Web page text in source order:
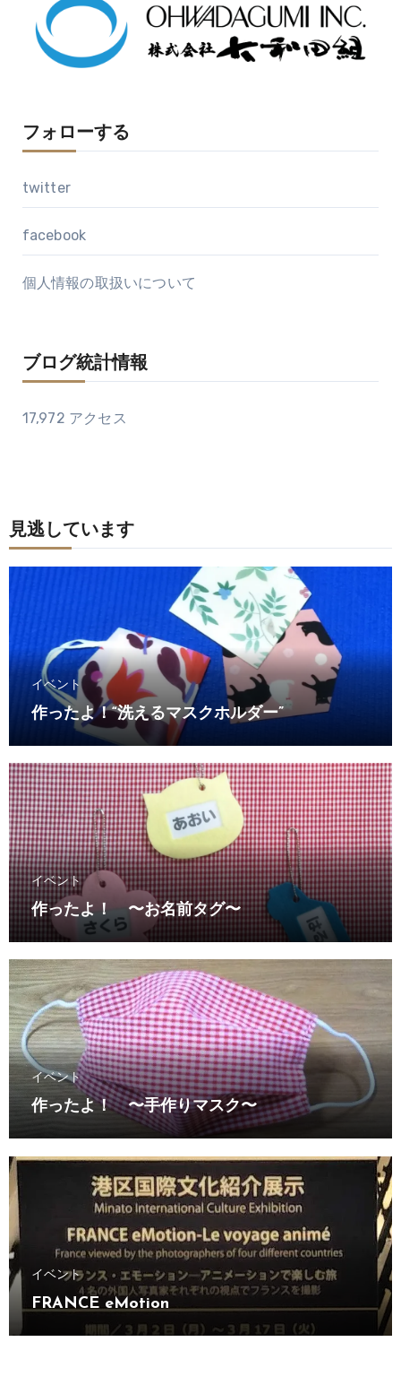
フォローする
twitter
facebook
個人情報の取扱いについて
ブログ統計情報
17,972 アクセス
見逃しています
イベント
作ったよ！“洗えるマスクホルダー”
イベント
作ったよ！ 〜お名前タグ〜
イベント
作ったよ！ 〜手作りマスク〜
イベント
FRANCE eMotion